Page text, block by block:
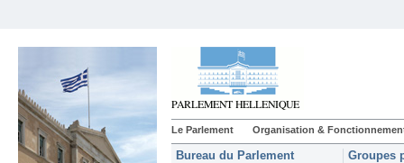
Le Parlement Organisation &
Bureau du Parlement Groupes